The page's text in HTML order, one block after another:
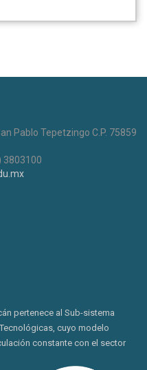
Pablo Tepetzingo C.P. 75859
3803100
pertenece al Sub-sistema
cuyo modelo
constante con el sector